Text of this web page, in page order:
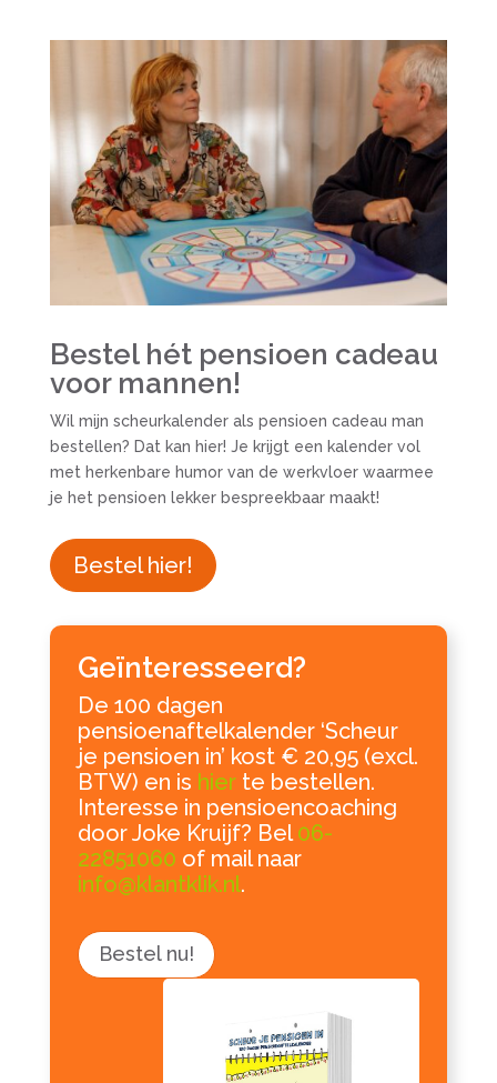
Bestel hét pensioen cadeau
voor mannen!
Wil mijn scheurkalender als pensioen cadeau man
bestellen? Dat kan hier! Je krijgt een kalender vol
met herkenbare humor van de werkvloer waarmee
je het pensioen lekker bespreekbaar maakt!
Bestel hier!
Geïnteresseerd?
De 100 dagen
pensioenaftelkalender ‘Scheur
je pensioen in’ kost € 20,95 (excl.
BTW) en is hierte bestellen.
Interesse in pensioencoaching
door Joke Kruijf? Bel06-
22851060 of mail naar
info@klantklik.nl.
Bestel nu!